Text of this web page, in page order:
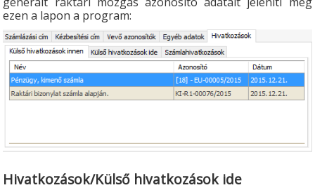
ezen a lapon a program:
Hivatkozások/Külső hivatkozások ide